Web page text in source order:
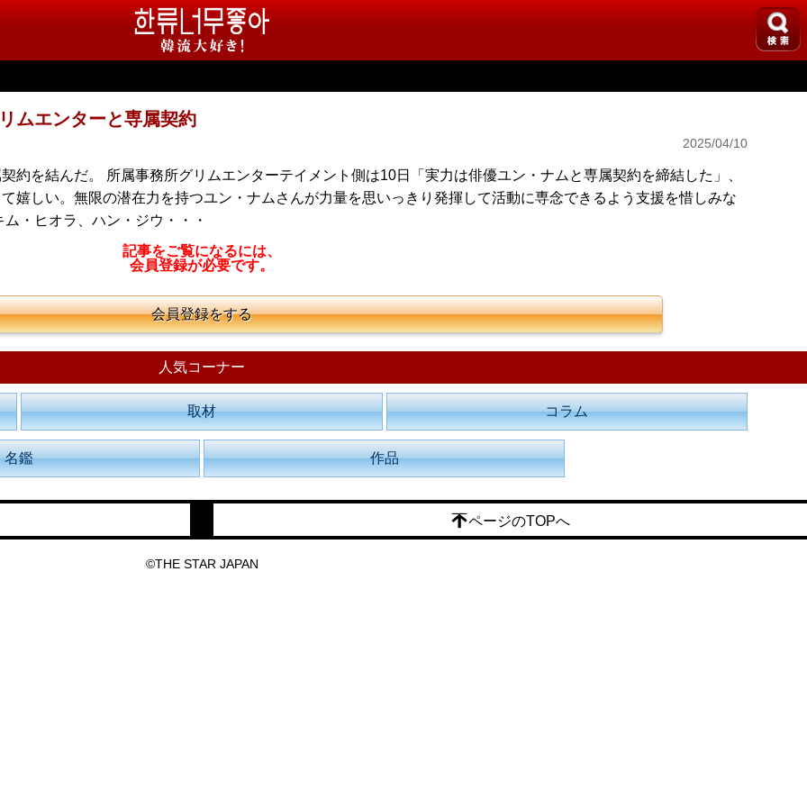
ムエンターと専属契約
2025/04/10
約を結んだ。 所属事務所グリムエンターテイメント側は10日「実力は俳優ユン・ナムと専属契約を締結した」、
嬉しい。無限の潜在力を持つユン・ナムさんが力量を思いっきり発揮して活動に専念できるよう支援を惜しみな
・ヒオラ、ハン・ジウ・・・
記事をご覧になるには、
会員登録が必要です。
会員登録をする
人気コーナー
取材 コラム
名鑑 作品
ページのTOPへ
©THE STAR JAPAN